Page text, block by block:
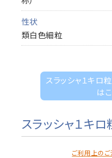
性状
類白色細粒
スラッシャ１キロ
は
スラッシャ１キ
ご利用上のご